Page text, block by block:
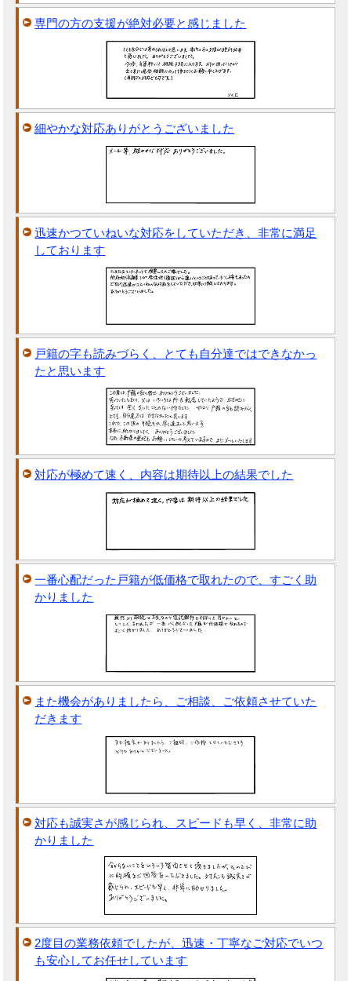
専門の方の支援が絶対必要と感じました
細やかな対応ありがとうございました
迅速かつていねいな対応をしていただき、非常に満足
しております
戸籍の字も読みづらく、とても自分達ではできなかっ
たと思います
対応が極めて速く、内容は期待以上の結果でした
一番心配だった戸籍が低価格で取れたので、すごく助
かりました
また機会がありましたら、ご相談、ご依頼させていた
だきます
対応も誠実さが感じられ、スピードも早く、非常に助
かりました
2度目の業務依頼でしたが、迅速・丁寧なご対応でいつ
も安心してお任せしています